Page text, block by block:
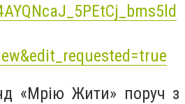
«Мрію Жити» поруч з